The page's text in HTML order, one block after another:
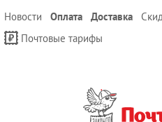
Новости Оплата Доставка
Почтовые тарифы